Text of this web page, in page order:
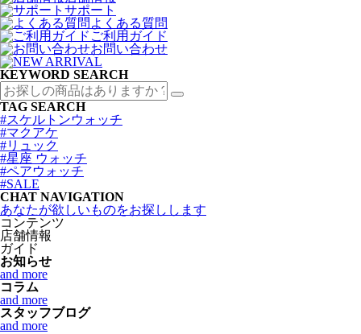
サポート
よくある質問
ご利用ガイド
お問い合わせ
KEYWORD SEARCH
TAG SEARCH
#スケルトンウォッチ
#マクアケ
#リュック
#星座 ウォッチ
#ペアウォッチ
#SALE
CHAT NAVIGATION
あなたが欲しいものをお探しします
コンテンツ
店舗情報
ガイド
お知らせ
and more
コラム
and more
スタッフブログ
and more